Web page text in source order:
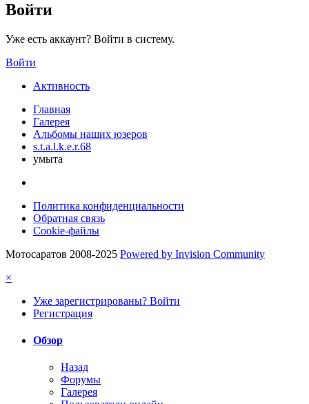
Войти
Уже есть аккаунт? Войти в систему.
Войти
Активность
Главная
Галерея
Альбомы наших юзеров
s.t.a.l.k.e.r.68
умыта
Политика конфиденциальности
Обратная связь
Cookie-файлы
Мотосаратов 2008-2025 Powered by Invision Community
×
Уже зарегистрированы? Войти
Регистрация
Обзор
Назад
Форумы
Галерея